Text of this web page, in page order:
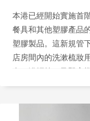
本港已經開始實施首
餐具和其他塑膠產品
塑膠製品。這新規管
店房間內的洗漱梳妝
客。這些措施在長遠